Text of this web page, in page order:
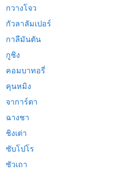
กวางโจว
กัวลาลัมเปอร์
กาลีมันตัน
กูชิง
คอมบาทอรี่
คุนหมิง
จาการ์ตา
ฉางชา
ชิงเต่า
ซับโปโร
ซัวเถา